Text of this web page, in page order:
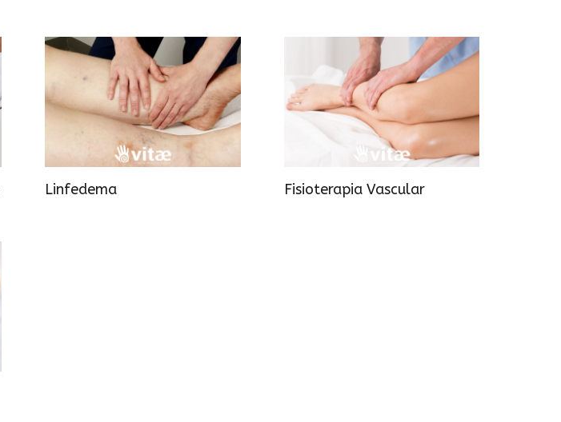
Linfedema Fisioterapia Vascular